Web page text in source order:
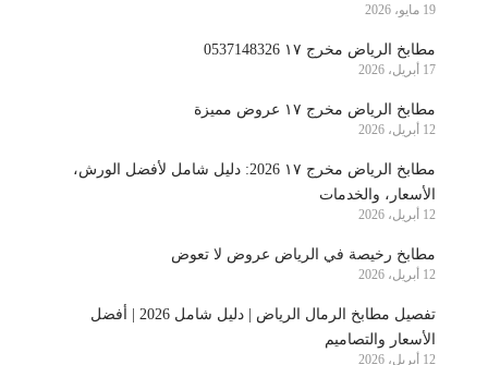
19 مايو، 2026
مطابخ الرياض مخرج ١٧ 0537148326
17 أبريل، 2026
مطابخ الرياض مخرج ١٧ عروض مميزة
12 أبريل، 2026
مطابخ الرياض مخرج ١٧ 2026: دليل شامل لأفضل الورش،
الأسعار، والخدمات
12 أبريل، 2026
مطابخ رخيصة في الرياض عروض لا تعوض
12 أبريل، 2026
تفصيل مطابخ الرمال الرياض | دليل شامل 2026 | أفضل
الأسعار والتصاميم
12 أبريل، 2026